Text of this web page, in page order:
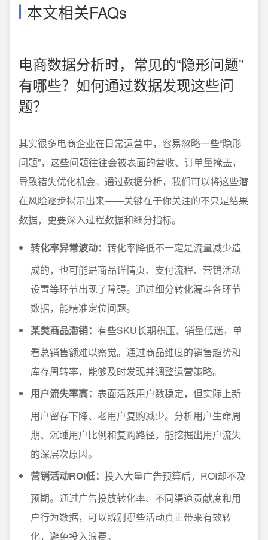
本文相关FAQs
电商数据分析时，常见的“隐形问题”
有哪些？如何通过数据发现这些问
题？
其实很多电商企业在日常运营中，容易忽略一些“隐形
问题”，这些问题往往会被表面的营收、订单量掩盖，
导致错失优化机会。通过数据分析，我们可以将这些潜
在风险逐步揭示出来——关键在于你关注的不只是结果
数据，更要深入过程数据和细分指标。
转化率异常波动： 转化率降低不一定是流量减少造
成的，也可能是商品详情页、支付流程、营销活动
设置等环节出现了障碍。通过细分转化漏斗各环节
数据，能精准定位问题。
某类商品滞销： 有些SKU长期积压、销量低迷，单
看总销售额难以察觉。通过商品维度的销售趋势和
库存周转率，能够及时发现并调整运营策略。
用户流失率高： 表面活跃用户数稳定，但实际上新
用户留存下降、老用户复购减少。分析用户生命周
期、沉睡用户比例和复购路径，能挖掘出用户流失
的深层次原因。
营销活动ROI低： 投入大量广告预算后，ROI却不及
预期。通过广告投放转化率、不同渠道贡献度和用
户行为数据，可以辨别哪些活动真正带来有效转
化，避免投入浪费。